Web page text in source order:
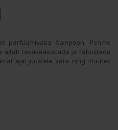
parfüümivaba šampoon. Pehme
aitab tasakaalustada ja rahustada
ajal juustele sära ning muutes